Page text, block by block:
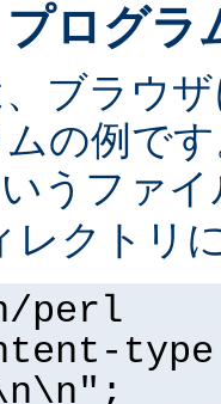
ログラ
ブラウ
の例で
うファ
レクトリ
perl